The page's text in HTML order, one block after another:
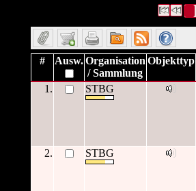
# Ausw. Organisation
/ Sammlung
Objekttyp
1. STBG
2. STBG